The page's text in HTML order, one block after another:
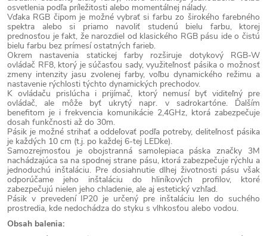
osvetlenia podľa príležitosti alebo momentálnej nálady.
Vďaka RGB čipom je možné vybrať si farbu zo širokého farebného
spektra alebo si priamo navoliť studenú bielu farbu, ktorej
prednosťou je fakt, že narozdiel od klasického RGB pásu ide o čistú
bielu farbu bez prímesí ostatných farieb.
Okrem nastavenia statickej farby rozširuje dotykový RGB-W
ovládač RF8, ktorý je súčasťou sady, využiteľnosť pásika o možnosť
zmeny intenzity jasu zvolenej farby, voľbu dynamického režimu a
nastavenie rýchlosti týchto dynamických prechodov.
K ovládaču prislúcha i prijímač, ktorý nemusí byť viditeľný pre
ovládač, ale môže byť ukrytý napr. v sadrokartóne. Ďalším
benefitom je i frekvencia komunikácie 2,4GHz, ktorá zabezpečuje
dosah funkčnosti až do 30m.
Pásik je možné strihať a oddeľovať podľa potreby, deliteľnosť pásika
je každých 10 cm (t.j. po každej 6-tej LEDke).
Samozrejmosťou je obojstranná samolepiaca páska značky 3M
nachádzajúca sa na spodnej strane pásu, ktorá zabezpečuje rýchlu a
jednoduchú inštaláciu. Pre dosiahnutie dlhej životnosti pásu však
odporúčame jeho inštaláciu do hliníkových profilov, ktoré
zabezpečujú nielen jeho chladenie, ale aj estetický vzhľad.
Pásik v prevedení IP20 je určený pre inštaláciu len do suchého
prostredia, kde nedochádza do styku s vlhkosťou alebo vodou.
Obsah balenia: